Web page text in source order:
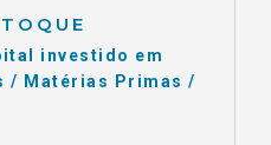
investido em
/ Matérias Primas /